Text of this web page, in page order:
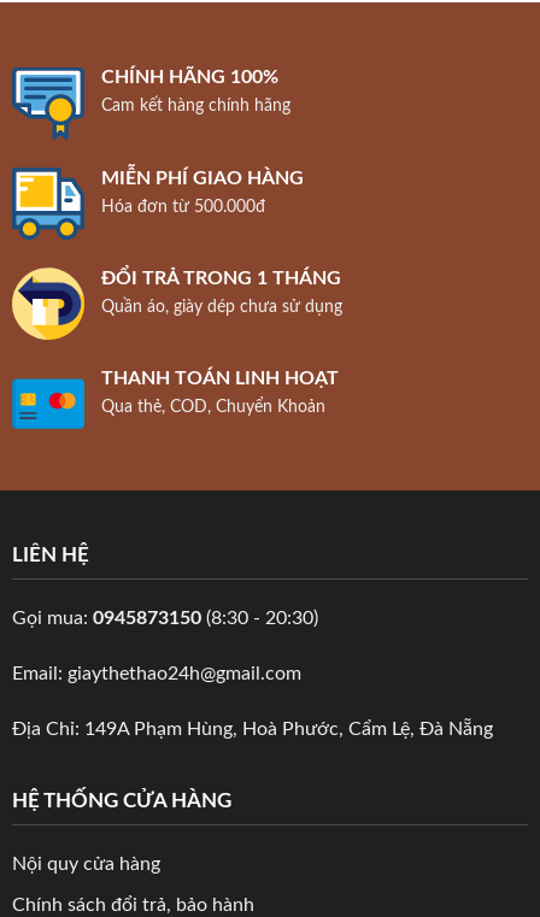
CHÍNH HÃNG 100%
Cam kết hàng chính hãng
MIỄN PHÍ GIAO HÀNG
Hóa đơn từ 500.000đ
ĐỔI TRẢ TRONG 1 THÁNG
Quần áo, giày dép chưa sử dụng
THANH TOÁN LINH HOẠT
Qua thẻ, COD, Chuyển Khoản
LIÊN HỆ
Gọi mua: 0945873150(8:30 - 20:30)
Email: giaythethao24h@gmail.com
Địa Chỉ: 149A Phạm Hùng, Hoà Phước, Cẩm Lệ, Đà Nẵng
HỆ THỐNG CỬA HÀNG
Nội quy cửa hàng
Chính sách đổi trả, bảo hành